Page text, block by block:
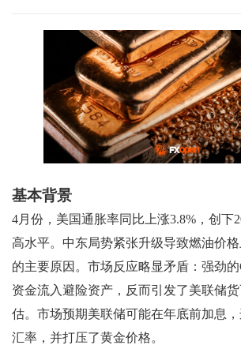
基本背景
4月份，美国通胀率同比上涨3.8%，创下
高水平。中东局势紧张升级导致燃油价
的主要原因。市场反应略显矛盾：强劲
资金流入避险资产，反而引发了美联储
估。市场预期美联储可能在年底前加息
汇率，并打压了黄金价格。